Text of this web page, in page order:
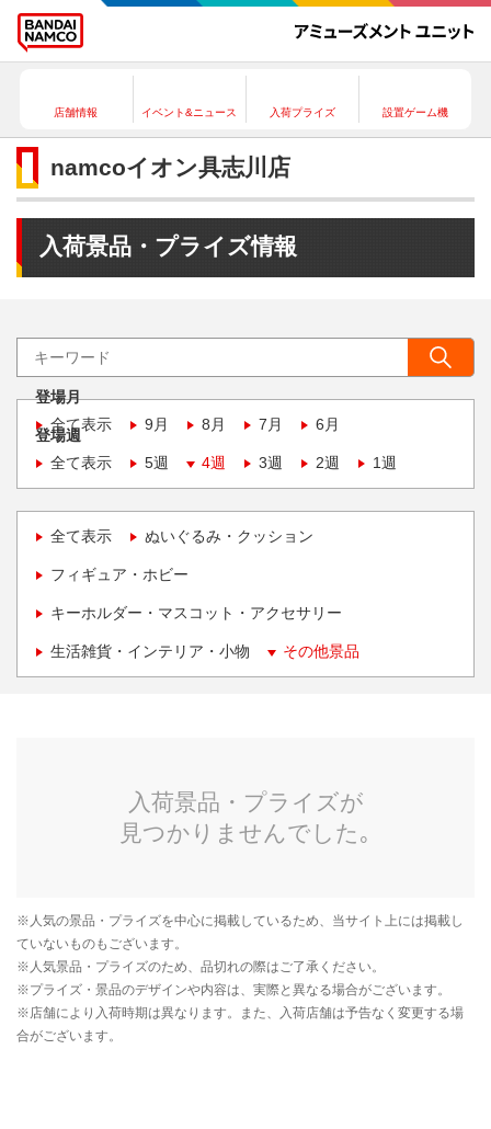
店舗情報 イベント&ニュース 入荷プライズ 設置ゲーム機
namcoイオン具志川店
入荷景品・プライズ情報
登場月
全て表示
9月 8月 7月 6月
登場週
全て表示
5週 4週 3週 2週 1週
全て表示 ぬいぐるみ・クッション
フィギュア・ホビー
キーホルダー・マスコット・アクセサリー
生活雑貨・インテリア・小物 その他景品